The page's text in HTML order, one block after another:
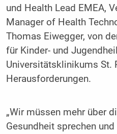
und Health Lead EMEA,
Manager of Health
Thomas Eiwegger, von
für Kinder- und
Universitätsklinikums St.
Herausforderungen.
„Wir müssen mehr über
Gesundheit sprechen